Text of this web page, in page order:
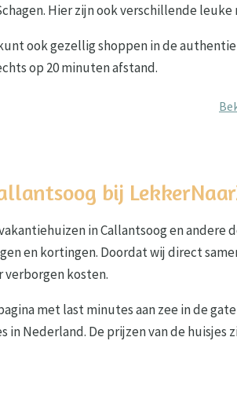
Hier zijn ook verschillende
ook gezellig shoppen in de
op 20 minuten afstand.
bij
in Callantsoog en andere
en kortingen. Doordat wij direct
verborgen kosten.
met last minutes aan zee in de
Nederland. De prijzen van de huisjes